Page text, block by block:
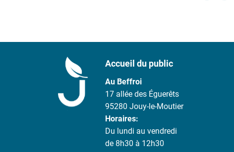
Accueil du public
Au Beffroi
17 allée des Éguerêts
95280 Jouy-le-Moutier
Horaires:
Du lundi au vendredi
de 8h30 à 12h30